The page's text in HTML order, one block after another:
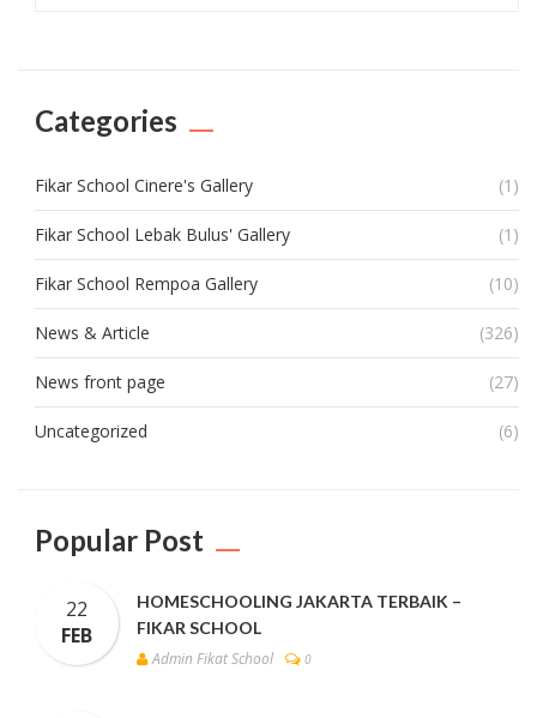
Categories
Fikar School Cinere's Gallery (1)
Fikar School Lebak Bulus' Gallery (1)
Fikar School Rempoa Gallery (10)
News & Article (326)
News front page (27)
Uncategorized (6)
Popular Post
22
FEB
HOMESCHOOLING JAKARTA TERBAIK –
FIKAR SCHOOL
Admin Fikat School
0